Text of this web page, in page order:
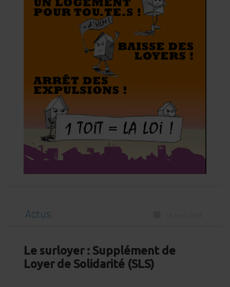
Actus
Le surloyer : Supplément de
Loyer de Solidarité (SLS)